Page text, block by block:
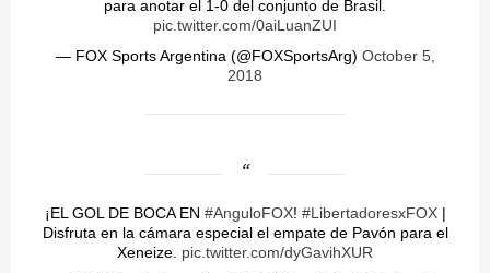
para anotar el 1-0 del conjunto de Brasil.
pic.twitter.com/0aiLuanZUI
— FOX Sports Argentina (@FOXSportsArg) October 5,
2018
¡EL GOL DE BOCA EN #AnguloFOX! #LibertadoresxFOX|
Disfruta en la cámara especial el empate de Pavón para el
Xeneize. pic.twitter.com/dyGavihXUR